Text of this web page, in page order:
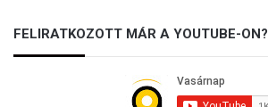
FELIRATKOZOTT MÁR A YOUTUBE-ON?